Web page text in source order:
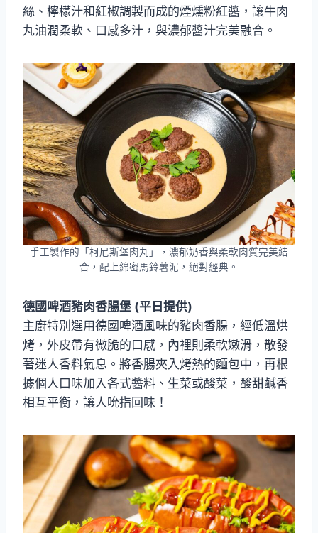
絲、檸檬汁和紅椒調製而成的煙燻粉紅醬，讓牛肉
丸油潤柔軟、口感多汁，與濃郁醬汁完美融合。
手工製作的「柯尼斯堡肉丸」，濃郁奶香與柔軟肉質完美結
合，配上綿密馬鈴薯泥，絕對經典。
德國啤酒豬肉香腸堡 (平日提供)
主廚特別選用德國啤酒風味的豬肉香腸，經低溫烘
烤，外皮帶有微脆的口感，內裡則柔軟嫩滑，散發
著迷人香料氣息。將香腸夾入烤熱的麵包中，再根
據個人口味加入各式醬料、生菜或酸菜，酸甜鹹香
相互平衡，讓人吮指回味！